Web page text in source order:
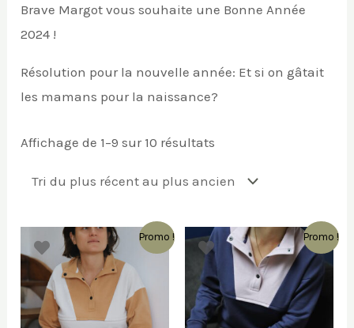
Brave Margot vous souhaite une Bonne Année
2024 !
Résolution pour la nouvelle année: Et si on gâtait
les mamans pour la naissance?
Affichage de 1–9 sur 10 résultats
récent
Promo ! Promo !